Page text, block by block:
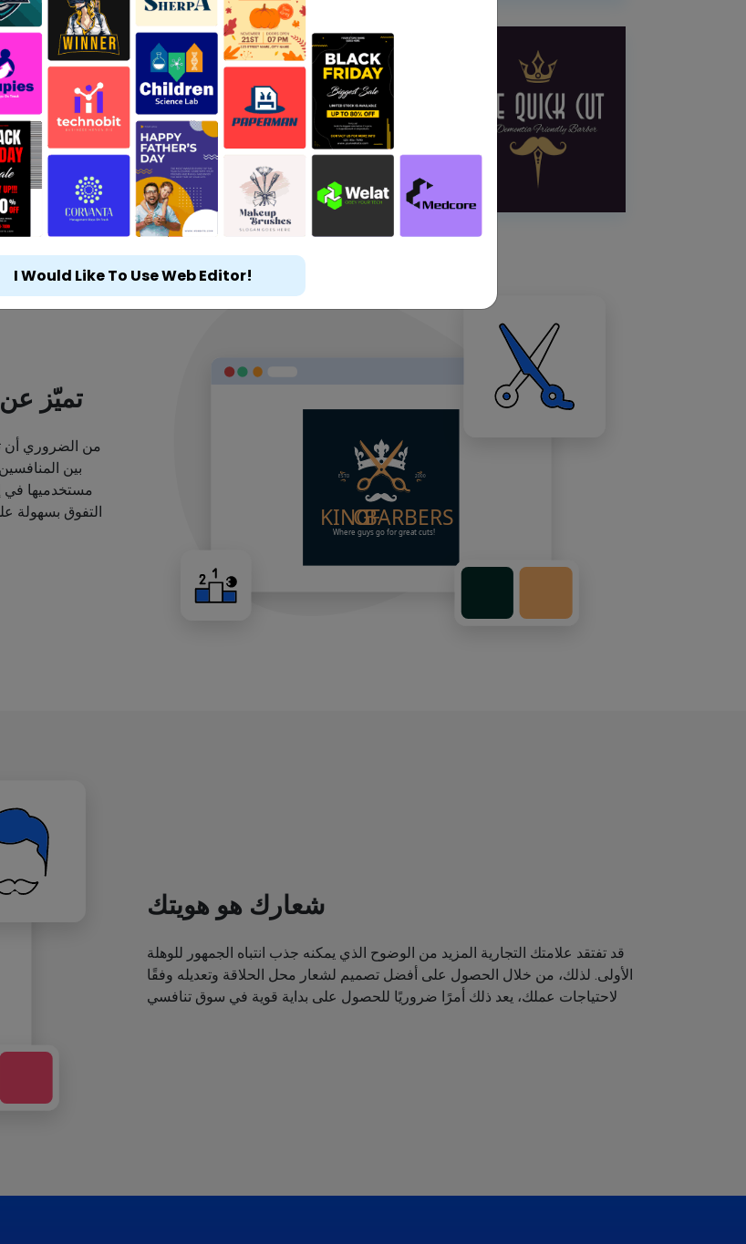
تميّز
من الضروري أن
بين
مستخدميها في
التفوق بسهولة
شعارك هو هويتك
قد تفتقد علامتك التجارية المزيد من الوضوح الذي يمكنه جذب انتباه الجمهور للوهلة
الأولى. لذلك، من خلال الحصول على أفضل تصميم لشعار محل الحلاقة وتعديله وفقًا
لاحتياجات عملك، يعد ذلك أمرًا ضروريًا للحصول على بداية قوية في سوق تنافسي
I Would Like To Use Web Editor!